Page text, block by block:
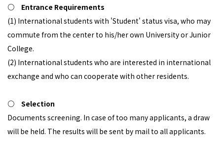
○ Entrance Requirements
(1) International students with 'Student' status visa, who may
commute from the center to his/her own University or Junior
College.
(2) International students who are interested in international
exchange and who can cooperate with other residents.
○ Selection
Documents screening. In case of too many applicants, a draw
will be held. The results will be sent by mail to all applicants.